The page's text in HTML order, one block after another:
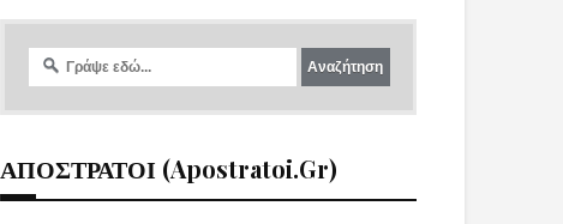
ΑΠΟΣΤΡΑΤΟΙ (apostratoi.gr)